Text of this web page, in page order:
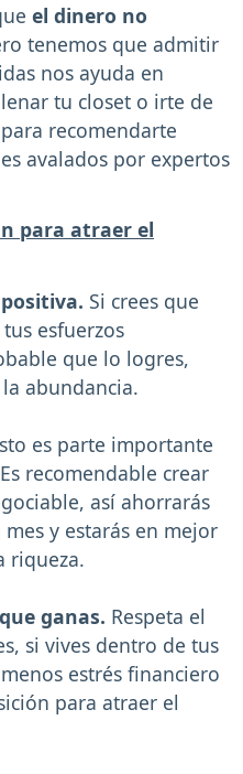
el dinero no
tenemos que admitir
nos ayuda en
tu closet o irte de
recomendarte
avalados por expertos
para atraer el
Si crees que
esfuerzos
que lo logres,
abundancia.
es parte importante
recomendable crear
así ahorrarás
y estarás en mejor
riqueza.
ganas. Respeta el
si vives dentro de tus
estrés financiero
para atraer el